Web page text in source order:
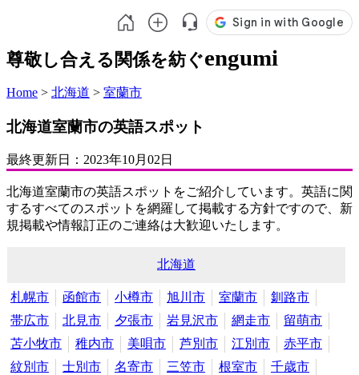
尊敬し合える関係を紡ぐengumi
Home > 北海道 > 室蘭市
北海道室蘭市の英語スポット
最終更新日： 2023年10月02日
北海道室蘭市の英語スポットをご紹介しています。英語に関
するすべてのスポットを網羅して掲載する方針ですので、新
規掲載や情報訂正のご連絡は大歓迎いたします。
北海道
札幌市 函館市 小樽市 旭川市 室蘭市
釧路市
帯広市
北見市 夕張市 岩見沢市 網走市
留萌市
苫小牧市
稚内市 美唄市 芦別市 江別市
赤平市
紋別市
士別市 名寄市 三笠市 根室市
千歳市